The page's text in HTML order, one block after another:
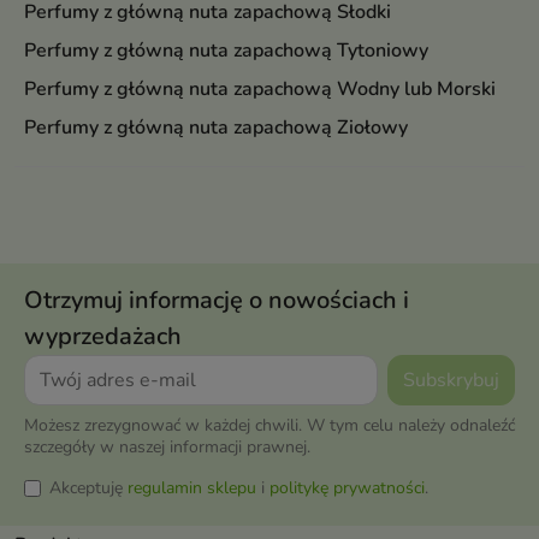
Perfumy z główną nuta zapachową Słodki
Perfumy z główną nuta zapachową Tytoniowy
Perfumy z główną nuta zapachową Wodny lub Morski
Perfumy z główną nuta zapachową Ziołowy
Otrzymuj informację o nowościach i
wyprzedażach
Możesz zrezygnować w każdej chwili. W tym celu należy odnaleźć
szczegóły w naszej informacji prawnej.
Akceptuję regulamin sklepu i politykę prywatności.